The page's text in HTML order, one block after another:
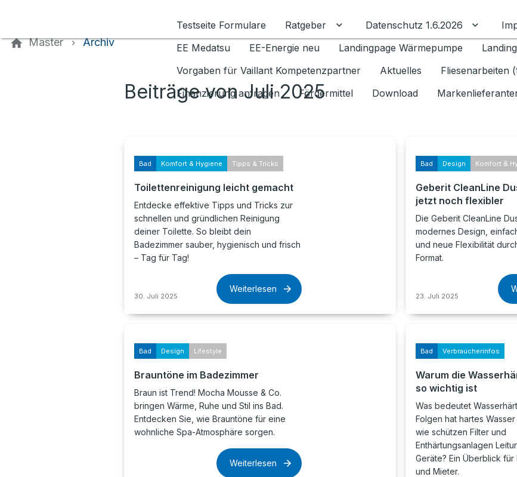
Testseite Formulare
Ratgeber Untermenü für Ratgeber umschalten
Datenschutz 1.6.2026
EE Medatsu
EE-Energie neu Landingpage Wärmepumpe
Vorgaben für Vaillant Kompetenzpartner
Aktuelles Fliesenarbeiten
Finanzierung anfragen
Fördermittel Download
Master Archiv
Beiträge von Juli 2025
Bad Komfort & Hygiene Tipps & Tricks
Toilettenreinigung leicht gemacht
Entdecke effektive Tipps und Tricks zur
schnellen und gründlichen Reinigung
deiner Toilette. So bleibt dein
Badezimmer sauber, hygienisch und frisch
– Tag für Tag!
30. Juli 2025
Weiterlesen
Bad Design Komfort &
Geberit CleanLine
jetzt noch flexibler
Die Geberit CleanLine
modernes Design,
und neue Flexibilität
Format.
23. Juli 2025
Bad Design Lifestyle
Brauntöne im Badezimmer
Braun ist Trend! Mocha Mousse & Co.
bringen Wärme, Ruhe und Stil ins Bad.
Entdecken Sie, wie Brauntöne für eine
wohnliche Spa-Atmosphäre sorgen.
Weiterlesen
Bad Verbraucherinfos
Warum die
so wichtig ist
Was bedeutet
Folgen hat hartes
wie schützen Filter und
Enthärtungsanlagen
Geräte? Ein Überblick
und Mieter.